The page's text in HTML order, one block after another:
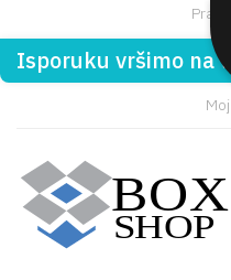
Isporuku vršimo na